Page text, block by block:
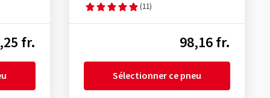
fr.
(11)
98,16 fr.
Sélectionner ce pneu